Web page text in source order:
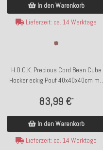
In den Warenkorb
Lieferzeit: ca. 14 Werktage
H.O.C.K. Precious Cord Bean Cube
Hocker eckig Pouf 40x40x40cm mit
83,99 €*
In den Warenkorb
Lieferzeit: ca. 14 Werktage